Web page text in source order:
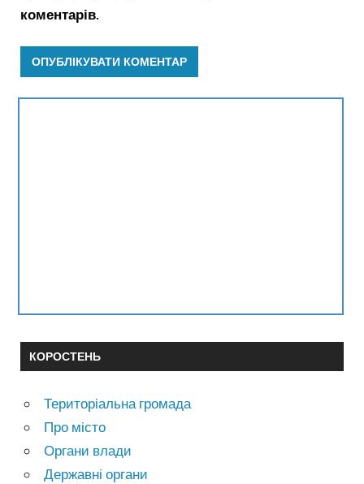
коментарів.
КОРОСТЕНЬ
Територіальна громада
Про місто
Органи влади
Державні органи